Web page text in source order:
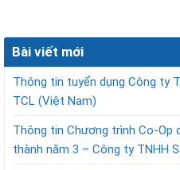
Bài viết mới
Thông tin tuyển dụng Công ty
TCL (Việt Nam)
Thông tin Chương trình Co-Op
thành năm 3 – Công ty TNHH